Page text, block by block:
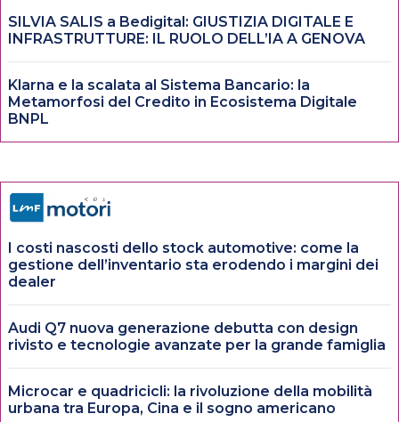
SILVIA SALIS a Bedigital: GIUSTIZIA DIGITALE E
INFRASTRUTTURE: IL RUOLO DELL’IA A GENOVA
Klarna e la scalata al Sistema Bancario: la
Metamorfosi del Credito in Ecosistema Digitale
BNPL
I costi nascosti dello stock automotive: come la
gestione dell’inventario sta erodendo i margini dei
dealer
Audi Q7 nuova generazione debutta con design
rivisto e tecnologie avanzate per la grande famiglia
Microcar e quadricicli: la rivoluzione della mobilità
urbana tra Europa, Cina e il sogno americano